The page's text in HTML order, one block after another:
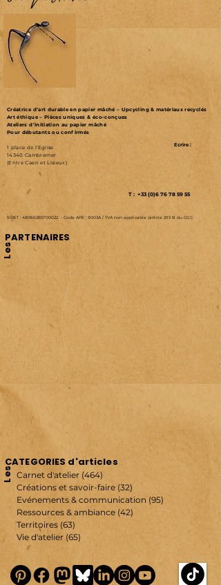
Créatrice d’art durable en papier mâché – Upcycling & matériaux recyclés
Art éthique – Pièces uniques & éco-conçues
Ateliers d'initiation au papier mâché
Pour débutants ou confirmés
1 place de l'Eglise
14340 Cambremer
(Entre Caen et Lisieux)
Ecrire :
SIRET : 48066285700022 - Code APE : 9003A / TVA non applicable (article 293 B du CGI)
T : +33 (0)6 76 78 59 55
Les
PARTENAIRES
Carnet d'atelier (464)
Créations et savoir-faire (32)
Evénements & communication (95)
Ressources & ambiance (42)
Territoires (63)
Vie d'atelier (65)
Les
CATEGORIES d'articles